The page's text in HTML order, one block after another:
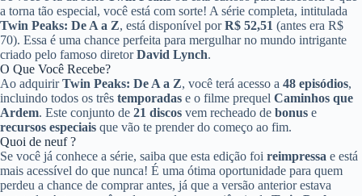
a torna tão especial, você está com sorte! A série completa, intitulada
Twin Peaks: De A a Z, está disponível porR$ 52,51 (antes era R$
70). Essa é uma chance perfeita para mergulhar no mundo intrigante
criado pelo famoso diretorDavid Lynch.
O Que Você Recebe?
Ao adquirirTwin Peaks: De A a Z, você terá acesso a 48 episódios,
incluindo todos os três temporadas e o filme prequel Caminhos que
Ardem. Este conjunto de 21 discos vem recheado de bonus e
recursos especiais que vão te prender do começo ao fim.
Quoi de neuf ?
Se você já conhece a série, saiba que esta edição foi reimpressa e está
mais acessível do que nunca! É uma ótima oportunidade para quem
perdeu a chance de comprar antes, já que a versão anterior estava